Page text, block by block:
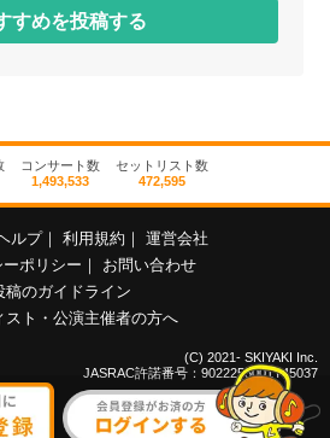
すめを投稿する
コンサート数
1,493,533
セットリスト数
472,595
ルプ｜ 利用規約 ｜ 運営会社
ポリシー ｜
お問い合わせ
稿のガイドライン
スト・公演主催者の方へ
(C) 2021- SKIYAKI Inc.
JASRAC許諾番号：9022255001Y45037